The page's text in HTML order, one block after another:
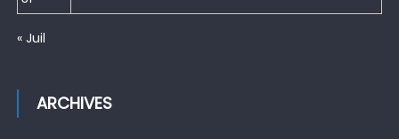
« Juil
ARCHIVES